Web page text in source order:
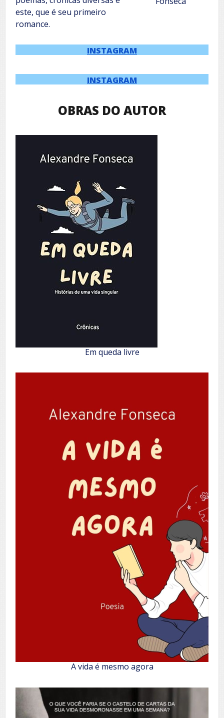
este, que é seu primeiro
romance.
INSTAGRAM
INSTAGRAM
OBRAS DO AUTOR
Em queda livre
A vida é mesmo agora